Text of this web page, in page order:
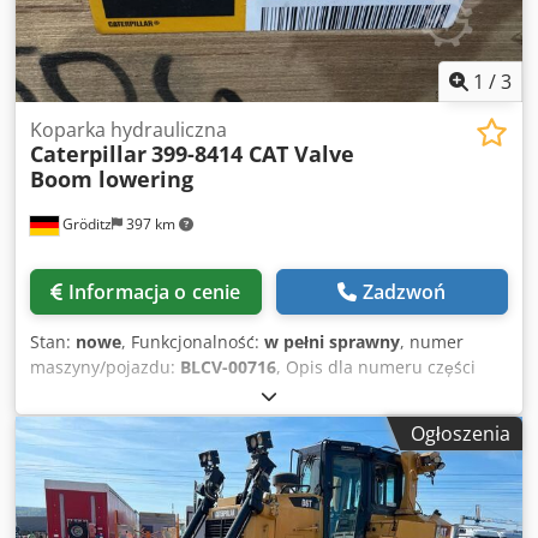
1 /3
Gröditz 397 km
Koparka hydrauliczna
Caterpillar399-8414 CAT Valve
Boom lowering
Informacja o cenie Zadzwoń
Stan: nowe, Funkcjonalność: w pełni sprawny, numer
maszyny/pojazdu: BLCV-00716, Opis dla numeru części
zamiennej 399-8414 Zawór zwrotny linii sterowania
opuszczaniem wysięgnika służy do regulacji przepływu
oleju hydraulicznego w układzie sterowania opuszczaniem
wysięgnika. Zawór wyposażony jest w uszczelnienia
zapewniające szczelność oraz zapobiegające wyciekom
cieczy hydraulicznej. Główną funkcją zaworu jest
Ogłoszenia